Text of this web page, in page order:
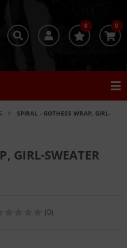
0 0
SPIRAL - GOTHESS WRAP, GIRL-
GIRL-SWEATER
(0)